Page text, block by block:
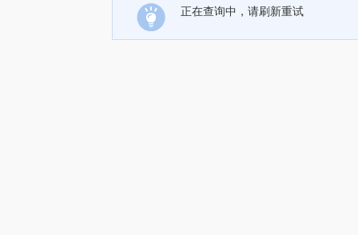
正在查询中，请刷新重试